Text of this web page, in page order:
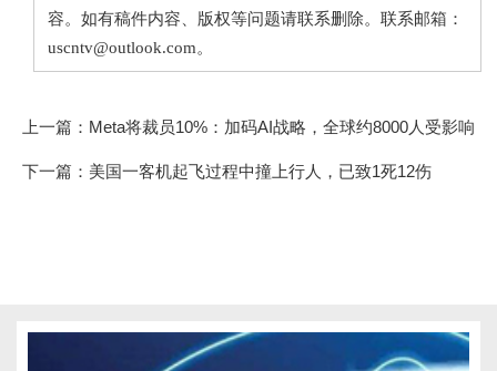
容。如有稿件内容、版权等问题请联系删除。联系邮箱：
uscntv@outlook.com。
上一篇： Meta将裁员10%：加码AI战略，全球约8000人受影响
下一篇： 美国一客机起飞过程中撞上行人，已致1死12伤